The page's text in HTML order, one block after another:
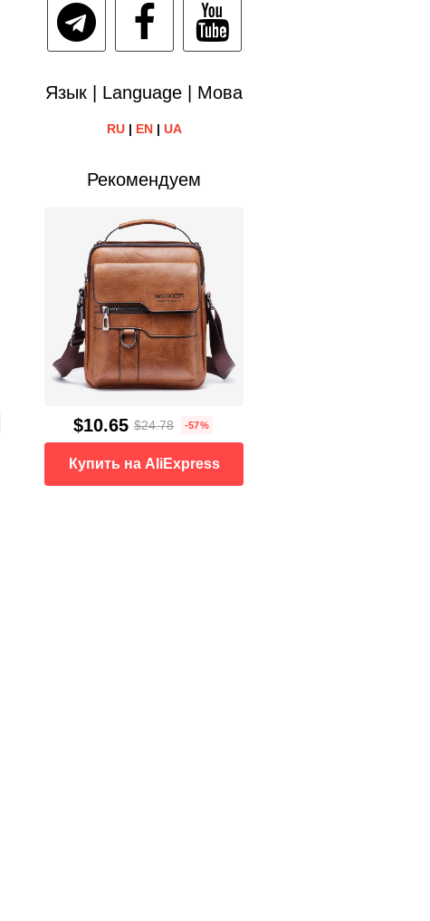
Язык | Language | Мова
RU| EN| UA
Рекомендуем
$10.65 $24.78 -57%
Купить на AliExpress